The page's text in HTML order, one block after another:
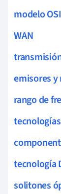
modelo OSI
WAN
emisores y
rango de
tecnología
solitones